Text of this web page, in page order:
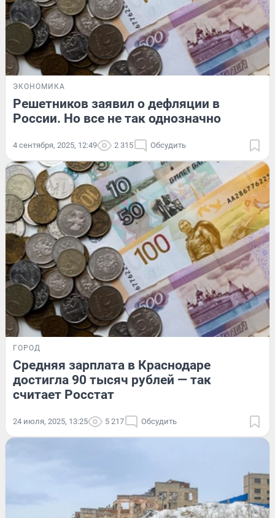
ЭКОНОМИКА
Решетников заявил о дефляции в
России. Но все не так однозначно
4 сентября, 2025, 12:49 2 315 Обсудить
ГОРОД
Средняя зарплата в Краснодаре
достигла 90 тысяч рублей — так
считает Росстат
24 июля, 2025, 13:25 5 217 Обсудить